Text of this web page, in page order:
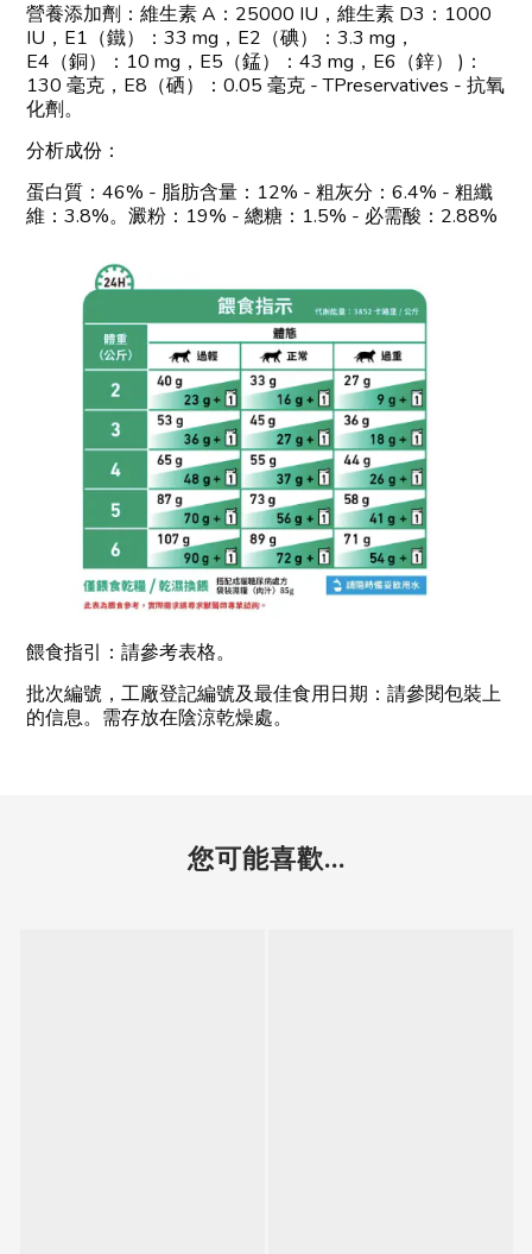
營養添加劑：維生素 A：25000 IU，維生素 D3：1000
IU，E1（鐵）：33 mg，E2（碘）：3.3 mg，
E4（銅）：10 mg，E5（錳）：43 mg，E6（鋅） )：
130 毫克，E8（硒）：0.05 毫克 - TPreservatives - 抗氧
化劑。
分析成份：
蛋白質：46% - 脂肪含量：12% - 粗灰分：6.4% - 粗纖
維：3.8%。澱粉：19% - 總糖：1.5% - 必需酸：2.88%
餵食指引：請參考表格。
批次編號，工廠登記編號及最佳食用日期：請參閱包裝上
的信息。需存放在陰涼乾燥處。
您可能喜歡...